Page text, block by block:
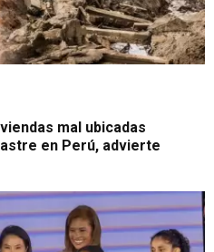
mal ubicadas
en Perú, advierte